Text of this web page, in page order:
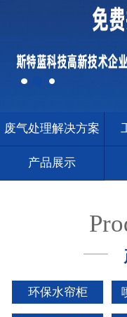
废气处理解决方案
产品展示
环保水帘柜